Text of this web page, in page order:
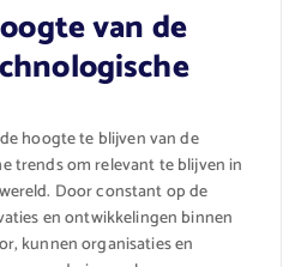
van de
hoogte te blijven van de
trends om relevant te blijven in
Door constant op de
en ontwikkelingen binnen
kunnen organisaties en